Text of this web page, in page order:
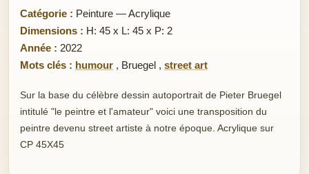
Catégorie : Peinture — Acrylique
Dimensions : H: 45 x L: 45 x P: 2
Année : 2022
Mots clés : humour , Bruegel , street art
Sur la base du célèbre dessin autoportrait de Pieter Bruegel
intitulé "le peintre et l'amateur" voici une transposition du
peintre devenu street artiste à notre époque. Acrylique sur
CP 45X45